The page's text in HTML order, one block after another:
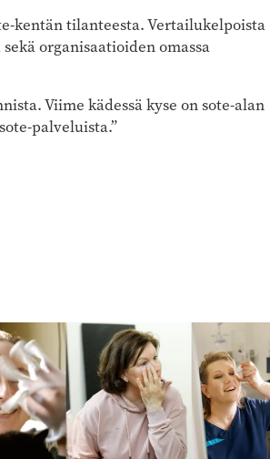
kentän tilanteesta. Vertailukelpoista
organisaatioiden omassa
Viime kädessä kyse on sote-alan
palveluista.”